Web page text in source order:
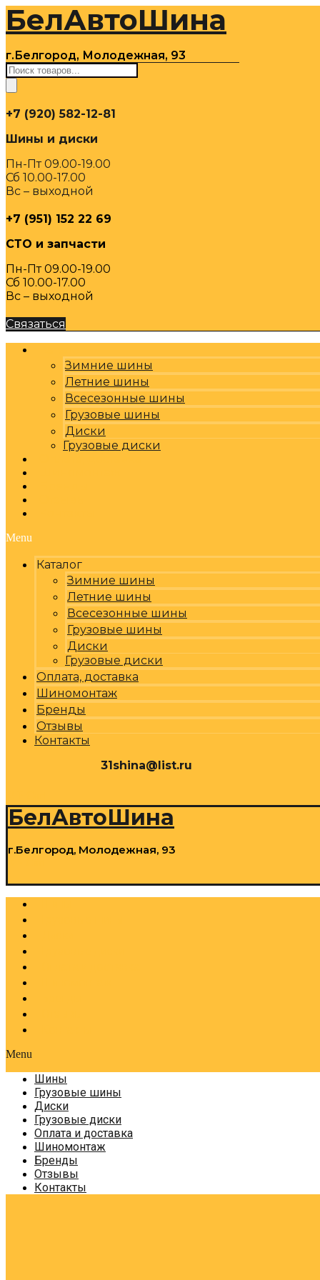
Перейти
содержимому
БелАвтоШина
г.Белгород, Молодежная, 93
Поиск
товаров
+7 (920) 582-12-81
Шины и диски
Пн-Пт 09.00-19.00
Сб 10.00-17.00
Вс – выходной
+7 (951) 152 22 69
СТО и запчасти
Пн-Пт 09.00-19.00
Сб 10.00-17.00
Вс – выходной
Связаться
Зимние шины
Летние шины
Всесезонные шины
Грузовые шины
Диски
Грузовые диски
Menu
Каталог
Зимние шины
Летние шины
Всесезонные шины
Грузовые шины
Диски
Грузовые диски
Оплата, доставка
Шиномонтаж
Бренды
Отзывы
Контакты
31shina@list.ru
БелАвтоШина
г.Белгород, Молодежная, 93
Menu
Шины
Грузовые шины
Диски
Грузовые диски
Оплата и доставка
Шиномонтаж
Бренды
Отзывы
Контакты